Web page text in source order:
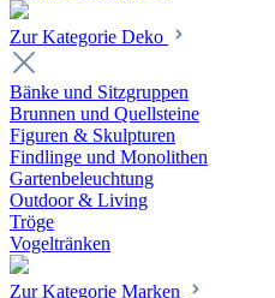
Zur Kategorie Deko
Bänke und Sitzgruppen
Brunnen und Quellsteine
Figuren & Skulpturen
Findlinge und Monolithen
Gartenbeleuchtung
Outdoor & Living
Tröge
Vogeltränken
Zur Kategorie Marken